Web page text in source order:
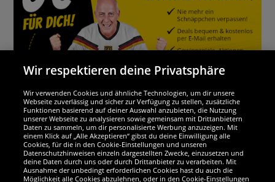
Wir sind ausgezeichnet
Wir respektieren deine Privatsphäre
Wir verwenden Cookies und ähnliche Technologien, um dir unsere
Webseite zuverlässig und sicher zur Verfügung zu stellen, zusätzliche
Funktionen basierend auf deiner Auswahl anzubieten, die Nutzung
unserer Webseite zu analysieren sowie gemeinsam mit Drittanbietern
Daten zu sammeln, um dir personalisierte Werbung anzuzeigen. Mit
einem Klick auf „Alle Akzeptieren“ gibst du deine Einwilligung alle
Cookies, für die in den Cookie-Einstellungen und unseren
Datenschutzhinweisen einzeln dargestellten Zwecke, einzusetzen und
deine Daten durch uns oder durch Drittanbieter zu verarbeiten. Mit
Ausnahme der unbedingt erforderlichen Cookies hast du auch die
Möglichkeit alle Cookies abzulehnen, oder in den Cookie-Einstellungen